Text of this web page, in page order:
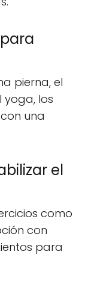
pierna, el
yoga, los
una
el
como
con
para